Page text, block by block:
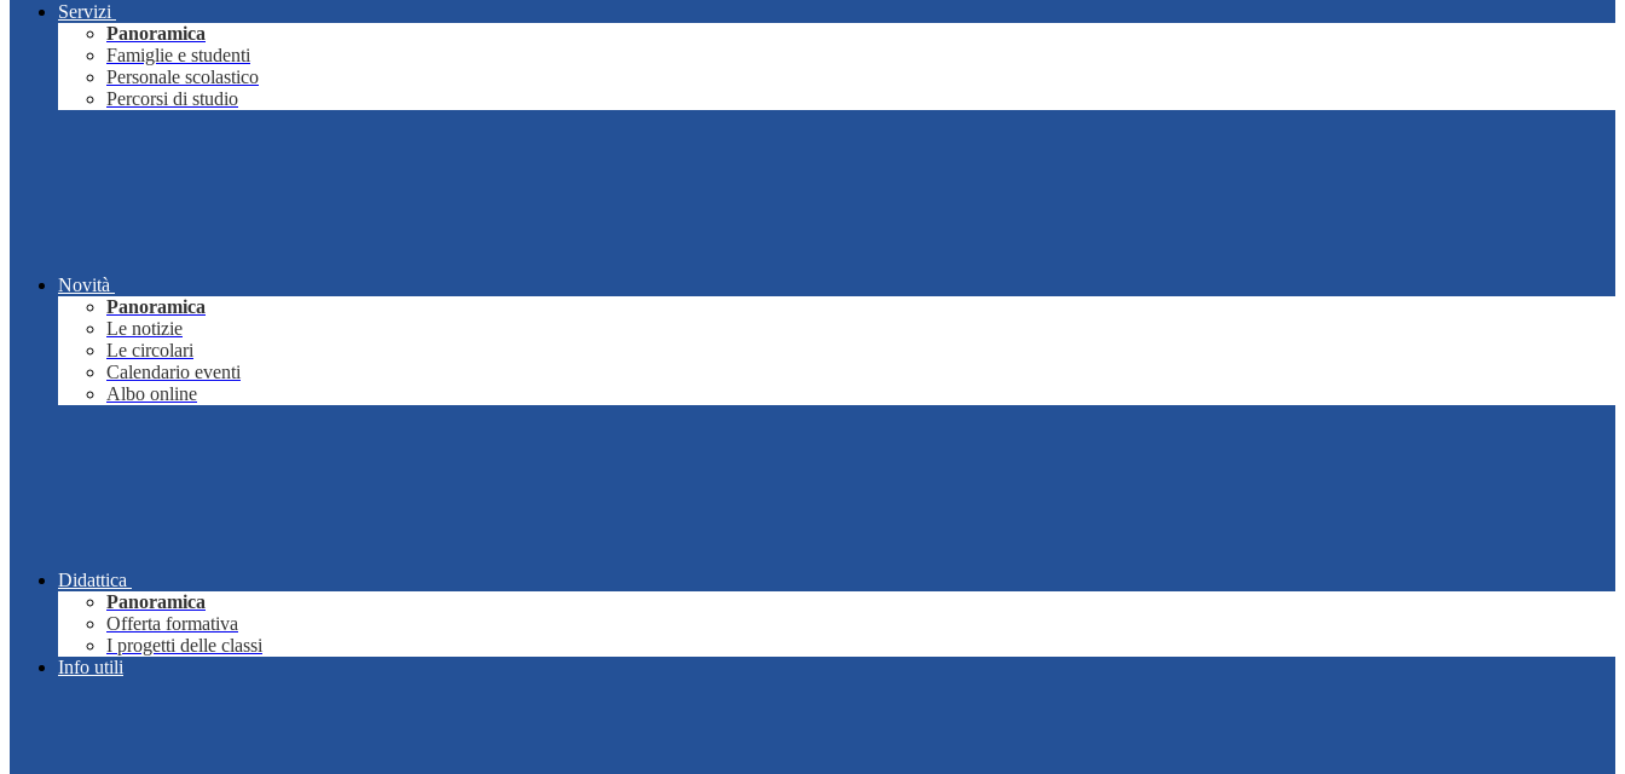
Servizi
Panoramica
Famiglie e studenti
Personale scolastico
Percorsi di studio
Novità
Panoramica
Le notizie
Le circolari
Calendario eventi
Albo online
Didattica
Panoramica
Offerta formativa
I progetti delle classi
Info utili